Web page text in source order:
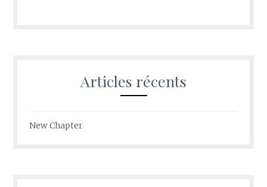
Articles récents
New Chapter